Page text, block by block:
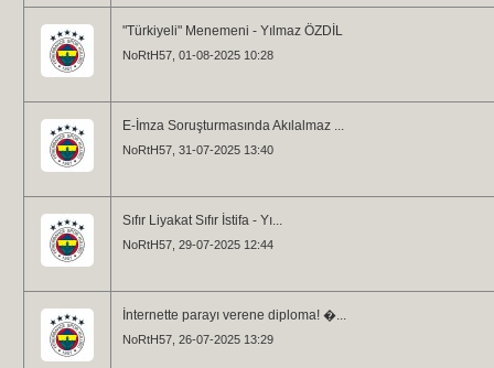
"Türkiyeli" Menemeni - Yılmaz ÖZDİL
NoRtH57 , 01-08-2025 10:28
E-İmza Soruşturmasında Akılalmaz ...
NoRtH57 , 31-07-2025 13:40
Sıfır Liyakat Sıfır İstifa - Yı...
NoRtH57 , 29-07-2025 12:44
İnternette parayı verene diploma! �...
NoRtH57 , 26-07-2025 13:29